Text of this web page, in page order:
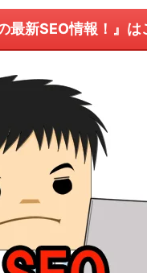
最新SEO情報！』は